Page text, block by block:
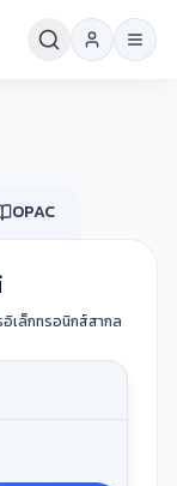
OPAC
เล็กทรอนิกส์สากล